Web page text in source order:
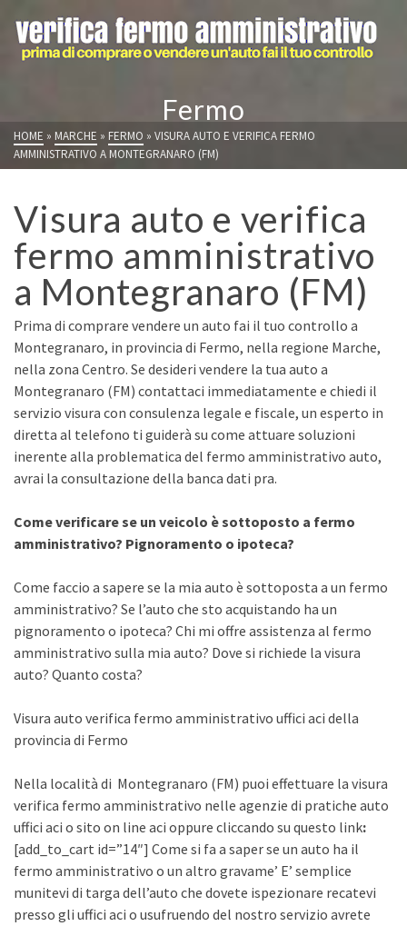
Fermo
HOME » MARCHE » FERMO » VISURA AUTO E VERIFICA FERMO
AMMINISTRATIVO A MONTEGRANARO (FM)
Visura auto e verifica
fermo amministrativo
a Montegranaro (FM)
Prima di comprare vendere un auto fai il tuo controllo a
Montegranaro, in provincia di Fermo, nella regione Marche,
nella zona Centro. Se desideri vendere la tua auto a
Montegranaro (FM) contattaci immediatamente e chiedi il
servizio visura con consulenza legale e fiscale, un esperto in
diretta al telefono ti guiderà su come attuare soluzioni
inerente alla problematica del fermo amministrativo auto,
avrai la consultazione della banca dati pra.
Come verificare se un veicolo è sottoposto a fermo
amministrativo? Pignoramento o ipoteca?
Come faccio a sapere se la mia auto è sottoposta a un fermo
amministrativo? Se l’auto che sto acquistando ha un
pignoramento o ipoteca? Chi mi offre assistenza al fermo
amministrativo sulla mia auto? Dove si richiede la visura
auto? Quanto costa?
Visura auto verifica fermo amministrativo uffici aci della
provincia di Fermo
Nella località di Montegranaro (FM) puoi effettuare la visura
verifica fermo amministrativo nelle agenzie di pratiche auto
uffici aci o sito on line aci oppure cliccando su questo link:
[add_to_cart id=”14″] Come si fa a saper se un auto ha il
fermo amministrativo o un altro gravame’ E’ semplice
munitevi di targa dell’auto che dovete ispezionare recatevi
presso gli uffici aci o usufruendo del nostro servizio avrete